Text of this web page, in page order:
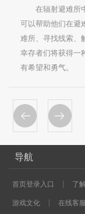
在辐射避难所
可以帮助他们在避
难所、寻找线索、
幸存者们将获得一
有希望和勇气。
导航
首页登录入口 了
游戏文化
在线客服